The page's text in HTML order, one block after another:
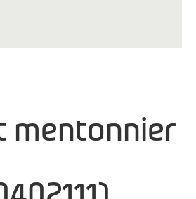
mentonnier